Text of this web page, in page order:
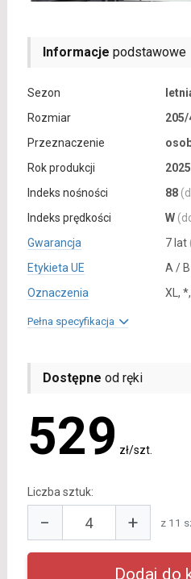
Informacje podstawowe
Sezon
Rozmiar
205/
Przeznaczenie
Rok produkcji
2025
Indeks nośności
88
Indeks prędkości
W
Gwarancja
7 lat
Etykieta UE
A /
Oznaczenia
XL,
Pełna specyfikacja
Dostępne od ręki
529 zł/szt.
Liczba sztuk:
− + z 11